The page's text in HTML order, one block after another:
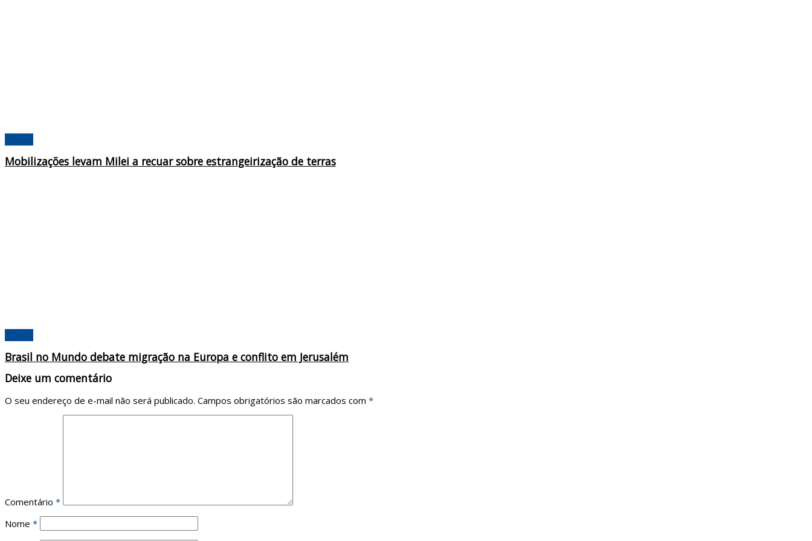
Mobilizações levam Milei a recuar sobre estrangeirização de terras
Brasil no Mundo debate migração na Europa e conflito em Jerusalém
Deixe um comentário
O seu endereço de e-mail não será publicado. Campos obrigatórios são marcados com *
Comentário *
Nome *